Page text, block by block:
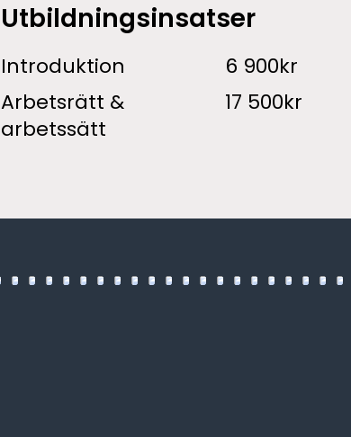
Utbildningsinsatser
Introduktion
6 900kr
Arbetsrätt &
arbetssätt
17 500kr